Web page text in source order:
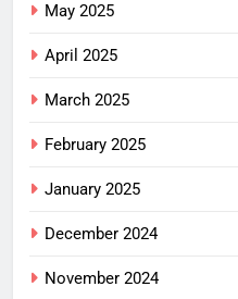
May 2025
April 2025
March 2025
February 2025
January 2025
December 2024
November 2024